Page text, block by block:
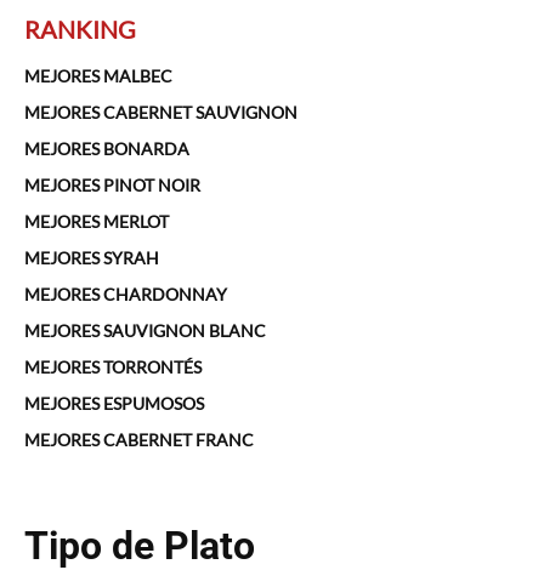
RANKING
MEJORES MALBEC
MEJORES CABERNET SAUVIGNON
MEJORES BONARDA
MEJORES PINOT NOIR
MEJORES MERLOT
MEJORES SYRAH
MEJORES CHARDONNAY
MEJORES SAUVIGNON BLANC
MEJORES TORRONTÉS
MEJORES ESPUMOSOS
MEJORES CABERNET FRANC
Tipo de Plato